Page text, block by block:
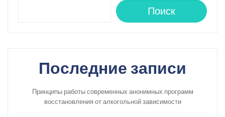
Поиск
Последние записи
Принципы работы современных анонимных программ
восстановления от алкогольной зависимости